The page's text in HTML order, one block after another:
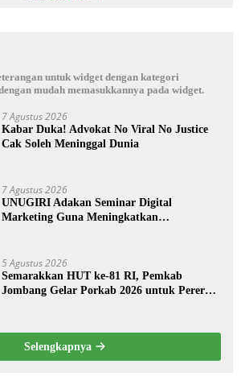
untuk widget dengan kategori
mudah memasukkannya pada widget.
7 Agustus 2026
Kabar Duka! Advokat No Viral No Justice
Cak Soleh Meninggal Dunia
7 Agustus 2026
UNUGIRI Adakan Seminar Digital
Marketing Guna Meningkatkan
5 Agustus 2026
Semarakkan HUT ke-81 RI, Pemkab
Jombang Gelar Porkab 2026 untuk Pererat
Selengkapnya